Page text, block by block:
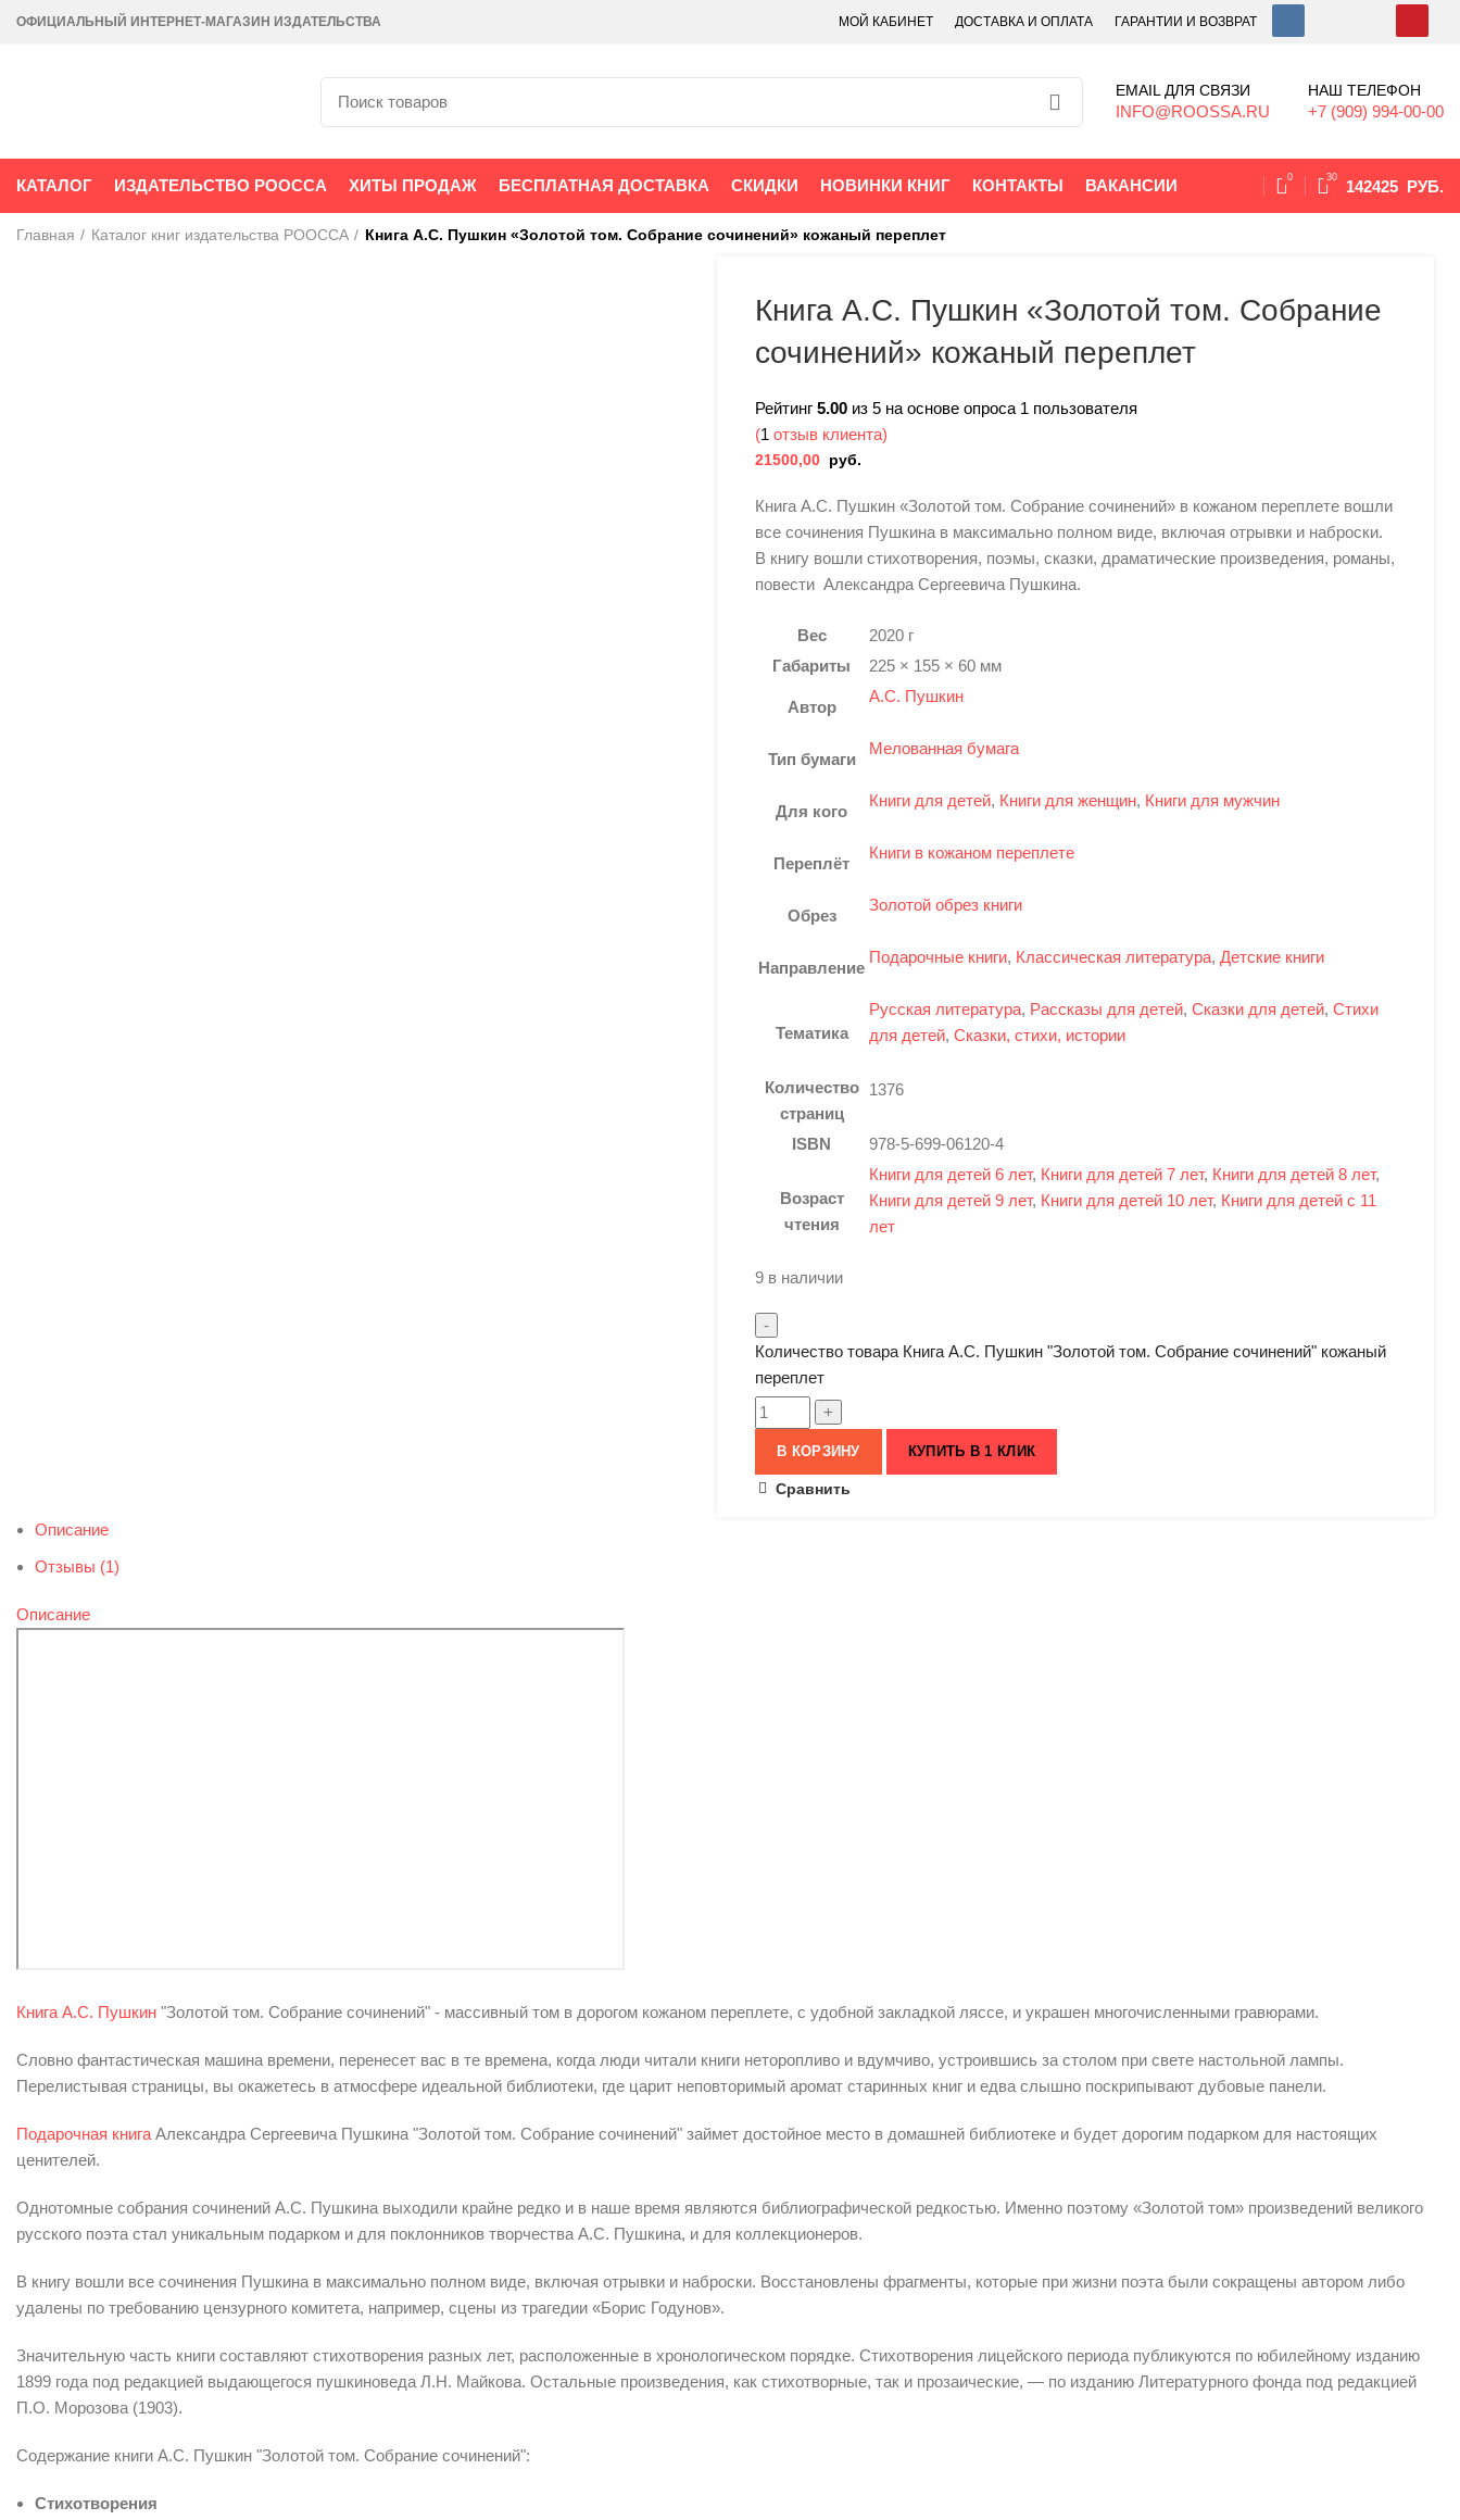
ОФИЦИАЛЬНЫЙ ИНТЕРНЕТ-МАГАЗИН ИЗДАТЕЛЬСТВА МОЙ КАБИНЕТ ДОСТАВКА И ОПЛАТА ГАРАНТИИ И ВОЗВРАТ
EMAIL ДЛЯ СВЯЗИ
INFO@ROOSSA.RU
НАШ ТЕЛЕФОН
+7 (909) 994-00-00
КАТАЛОГ ИЗДАТЕЛЬСТВО РООССА ХИТЫ ПРОДАЖ БЕСПЛАТНАЯ ДОСТАВКА СКИДКИ НОВИНКИ КНИГ КОНТАКТЫ ВАКАНСИИ 0 30 142425 РУБ.
Главная Каталог книг издательства РООССА Книга А.С. Пушкин «Золотой том. Собрание сочинений» кожаный переплет
Книга А.С. Пушкин «Золотой том. Собрание
сочинений» кожаный переплет
Рейтинг 5.00 из 5 на основе опроса 1 пользователя
(1 отзыв клиента)
21500,00 руб.
Книга А.С. Пушкин «Золотой том. Собрание сочинений» в кожаном переплете вошли
все сочинения Пушкина в максимально полном виде, включая отрывки и наброски.
В книгу вошли стихотворения, поэмы, сказки, драматические произведения, романы,
повести Александра Сергеевича Пушкина.
Вес
2020 г
Габариты
225 × 155 × 60 мм
Автор
А.С. Пушкин
Тип бумаги
Мелованная бумага
Для кого
Книги для детей, Книги для женщин, Книги для мужчин
Переплёт
Книги в кожаном переплете
Обрез
Золотой обрез книги
Направление
Подарочные книги, Классическая литература, Детские книги
Тематика
Русская литература, Рассказы для детей, Сказки для детей, Стихи
для детей, Сказки, стихи, истории
Количество
страниц
1376
ISBN 978-5-699-06120-4
Возраст
чтения
Книги для детей 6 лет, Книги для детей 7 лет, Книги для детей 8 лет,
Книги для детей 9 лет, Книги для детей 10 лет, Книги для детей с 11
лет
9 в наличии
Количество товара Книга А.С. Пушкин "Золотой том. Собрание сочинений" кожаный
переплет
В КОРЗИНУ КУПИТЬ В 1 КЛИК
Сравнить
Описание
Отзывы (1)
Описание
Книга А.С. Пушкин "Золотой том. Собрание сочинений" - массивный том в дорогом кожаном переплете, с удобной закладкой ляссе, и украшен многочисленными гравюрами.
Словно фантастическая машина времени, перенесет вас в те времена, когда люди читали книги неторопливо и вдумчиво, устроившись за столом при свете настольной лампы.
Перелистывая страницы, вы окажетесь в атмосфере идеальной библиотеки, где царит неповторимый аромат старинных книг и едва слышно поскрипывают дубовые панели.
Подарочная книга Александра Сергеевича Пушкина "Золотой том. Собрание сочинений" займет достойное место в домашней библиотеке и будет дорогим подарком для настоящих
ценителей.
Однотомные собрания сочинений А.С. Пушкина выходили крайне редко и в наше время являются библиографической редкостью. Именно поэтому «Золотой том» произведений великого
русского поэта стал уникальным подарком и для поклонников творчества А.С. Пушкина, и для коллекционеров.
В книгу вошли все сочинения Пушкина в максимально полном виде, включая отрывки и наброски. Восстановлены фрагменты, которые при жизни поэта были сокращены автором либо
удалены по требованию цензурного комитета, например, сцены из трагедии «Борис Годунов».
Значительную часть книги составляют стихотворения разных лет, расположенные в хронологическом порядке. Стихотворения лицейского периода публикуются по юбилейному изданию
1899 года под редакцией выдающегося пушкиноведа Л.Н. Майкова. Остальные произведения, как стихотворные, так и прозаические, — по изданию Литературного фонда под редакцией
П.О. Морозова (1903).
Содержание книги А.С. Пушкин "Золотой том. Собрание сочинений":
Стихотворения